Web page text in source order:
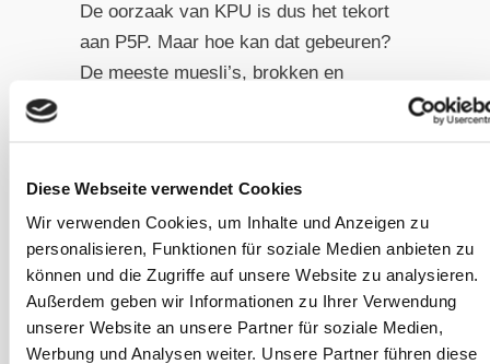
Diese Webseite verwendet Cookies
Wir verwenden Cookies, um Inhalte und Anzeigen zu
personalisieren, Funktionen für soziale Medien anbieten zu
können und die Zugriffe auf unsere Website zu analysieren.
Außerdem geben wir Informationen zu Ihrer Verwendung
unserer Website an unsere Partner für soziale Medien,
Werbung und Analysen weiter. Unsere Partner führen diese
De oorzaak van KPU is dus het tekort
aan P5P. Maar hoe kan dat gebeuren?
De meeste muesli’s, brokken en
die het paard zelf niet kan activeren.
Ook biergist is geen goede bron van
P5P. Daarom is het belangrijk het
natuurlijke microbioom van het paard
weer in staat te stellen normaal te
functioneren. Op die manier wordt het